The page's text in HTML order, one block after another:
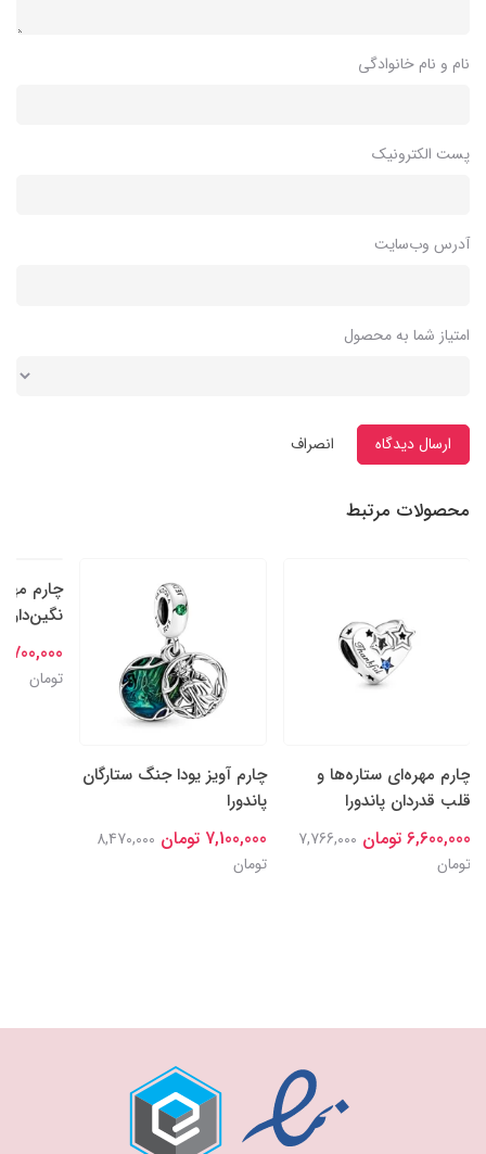
نام و نام خانوادگی
پست الکترونیک
آدرس وب‌سایت
امتیاز شما به محصول
ارسال دیدگاه انصراف
محصولات مرتبط
چارم مهره‌ای ستاره‌ها و
قلب قدردان پاندورا
6,600,000 تومان
7,766,000
تومان
چارم آویز یودا جنگ ستارگان
پاندورا
7,100,000 تومان
8,470,000
تومان
چارم
نگین‌دار
6,700,000
تومان